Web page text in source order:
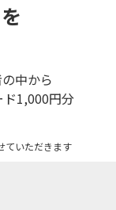
中から
1,000円分
ていただきます